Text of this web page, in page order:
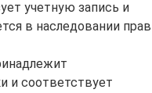
учетную запись и
в наследовании прав
и соответствует